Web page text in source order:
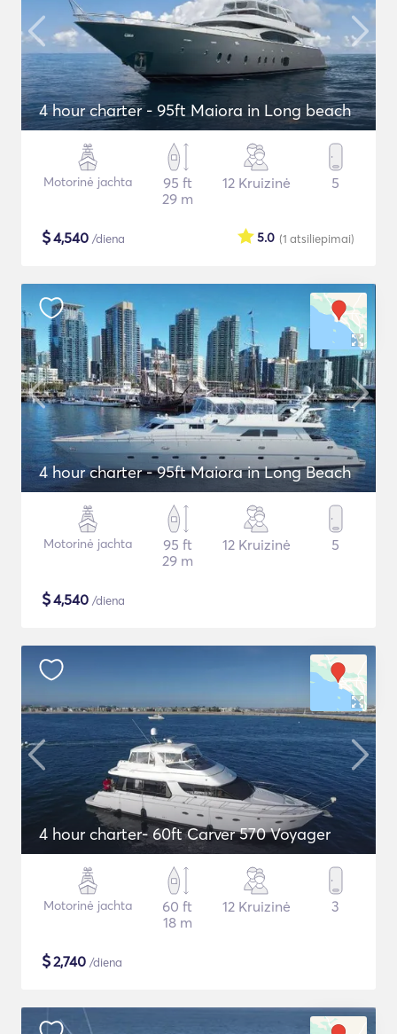
4 hour charter - 95ft Maiora in Long beach
Motorinė jachta
95 ft
29 m
12 Kruizinė 5
$4,540 /diena (1 atsiliepimai)
5.0
4 hour charter - 95ft Maiora in Long Beach
Motorinė jachta
95 ft
29 m
12 Kruizinė 5
$4,540 /diena
4 hour charter- 60ft Carver 570 Voyager
Motorinė jachta
60 ft
18 m
12 Kruizinė 3
$2,740 /diena